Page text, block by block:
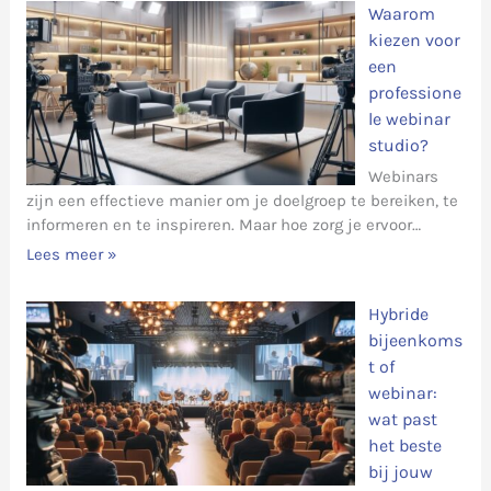
Waarom
kiezen voor
een
professione
le webinar
studio?
Webinars
zijn een effectieve manier om je doelgroep te bereiken, te
informeren en te inspireren. Maar hoe zorg je ervoor…
Lees meer »
Hybride
bijeenkoms
t of
webinar:
wat past
het beste
bij jouw